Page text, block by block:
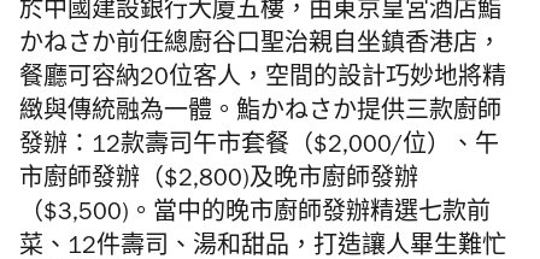
於中國建設銀行大廈五樓， 由東京皇宮酒店鮨
かねさか前任總廚谷口聖治親自坐鎮香港店，
餐廳可容納20位客人， 空間的設計巧妙地將精
緻與傳統融為一體。 鮨かねさか提供三款廚師
發辦： 12款壽司午市套餐（$2,000/位）、午
市廚師發辦（$2,800)及晚市廚師發辦
（$3,500)。當中的晚市廚師發辦精選七款前
菜、12件壽司、湯和甜品，打造讓人畢生難忙